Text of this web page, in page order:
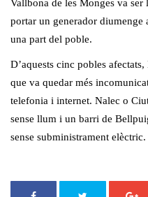
Vallbona de les Monges va
portar un generador diumenge
una part del poble.
D’aquests cinc pobles
que va quedar més
telefonia i internet. Nalec o
sense llum i un barri de
sense subministrament elèctric.